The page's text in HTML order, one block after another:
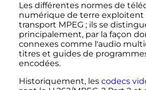
Les différentes normes de
numérique de terre exploitent
transport MPEG ; ils se
principalement, par la façon
connexes comme l'audio
titres et guides de
encodées.
Historiquement, les codecs